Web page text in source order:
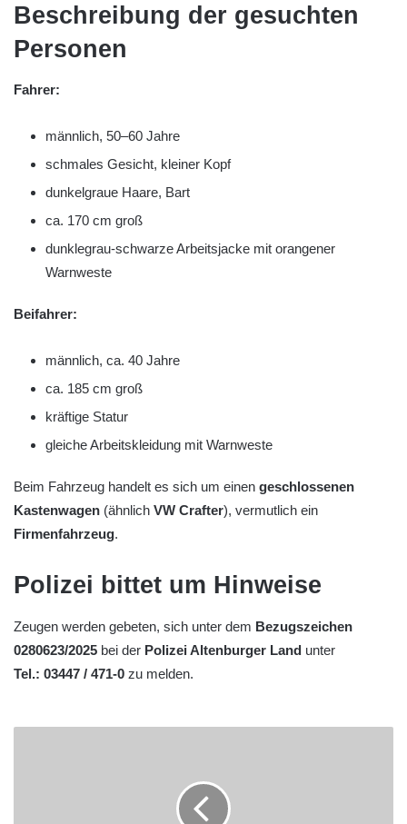
Beschreibung der gesuchten
Personen
Fahrer:
männlich, 50–60 Jahre
schmales Gesicht, kleiner Kopf
dunkelgraue Haare, Bart
ca. 170 cm groß
dunklegrau-schwarze Arbeitsjacke mit orangener
Warnweste
Beifahrer:
männlich, ca. 40 Jahre
ca. 185 cm groß
kräftige Statur
gleiche Arbeitskleidung mit Warnweste
Beim Fahrzeug handelt es sich um einen geschlossenen
Kastenwagen (ähnlich VW Crafter), vermutlich ein
Firmenfahrzeug.
Polizei bittet um Hinweise
Zeugen werden gebeten, sich unter dem Bezugszeichen
0280623/2025 bei der Polizei Altenburger Land unter
Tel.: 03447 / 471-0 zu melden.